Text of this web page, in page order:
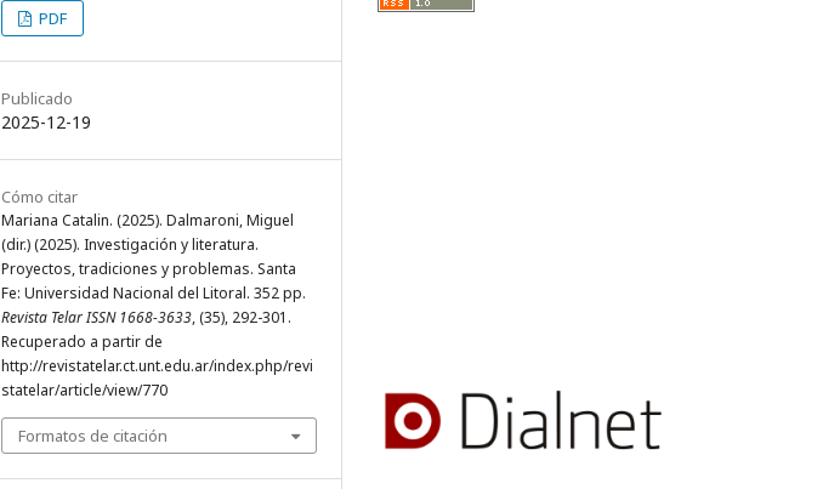
PDF
Publicado
2025-12-19
Cómo citar
Mariana Catalin. (2025). Dalmaroni, Miguel
(dir.) (2025). Investigación y literatura.
Proyectos, tradiciones y problemas. Santa
Fe: Universidad Nacional del Litoral. 352 pp.
Revista Telar ISSN 1668-3633, (35), 292-301.
Recuperado a partir de
http://revistatelar.ct.unt.edu.ar/index.php/revi
statelar/article/view/770
Formatos de citación